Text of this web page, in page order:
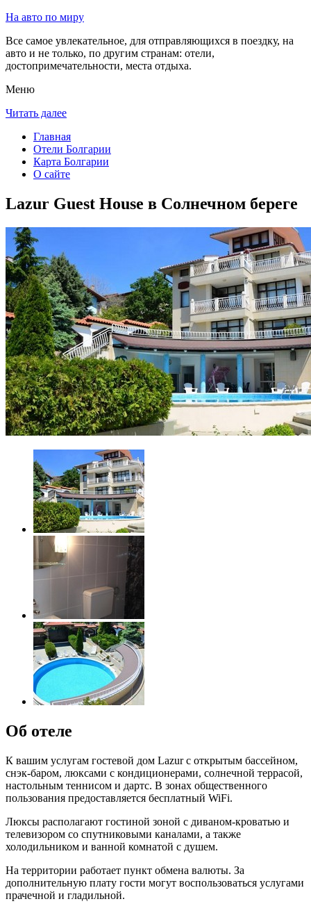
На авто по миру
Все самое увлекательное, для отправляющихся в поездку, на
авто и не только, по другим странам: отели,
достопримечательности, места отдыха.
Меню
Читать далее
Главная
Отели Болгарии
Карта Болгарии
О сайте
Lazur Guest House в Солнечном береге
Об отеле
К вашим услугам гостевой дом Lazur с открытым бассейном,
снэк-баром, люксами с кондиционерами, солнечной террасой,
настольным теннисом и дартс. В зонах общественного
пользования предоставляется бесплатный WiFi.
Люксы располагают гостиной зоной с диваном-кроватью и
телевизором со спутниковыми каналами, а также
холодильником и ванной комнатой с душем.
На территории работает пункт обмена валюты. За
дополнительную плату гости могут воспользоваться услугами
прачечной и гладильной.